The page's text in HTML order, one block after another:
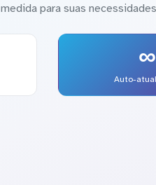
para suas
∞
Auto-